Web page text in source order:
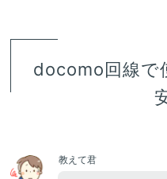
docomo回線で
教えて君